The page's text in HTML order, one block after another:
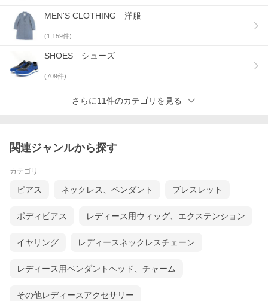
MEN'S CLOTHING 洋服
(1,159件)
SHOES シューズ
(709件)
さらに11件のカテゴリを見る
関連ジャンルから探す
カテゴリ
ピアス ネックレス、ペンダント ブレスレット
ボディピアス レディース用ウィッグ、エクステンション
イヤリング レディースネックレスチェーン
レディース用ペンダントヘッド、チャーム
その他レディースアクセサリー